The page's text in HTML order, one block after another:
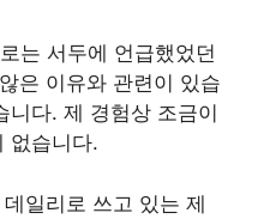
는 서두에 언급했었던
은 이유와 관련이 있습
니다. 제 경험상 조금이
없습니다.
일리로 쓰고 있는 제